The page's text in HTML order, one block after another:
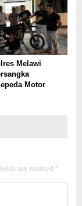
Melawi
Motor
are marked *